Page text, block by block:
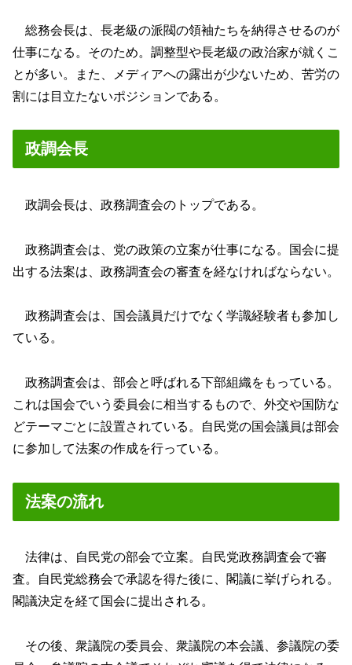
総務会長は、長老級の派閥の領袖たちを納得させるのが
仕事になる。そのため。調整型や長老級の政治家が就くこ
とが多い。また、メディアへの露出が少ないため、苦労の
割には目立たないポジションである。
政調会長
政調会長は、政務調査会のトップである。
政務調査会は、党の政策の立案が仕事になる。国会に提
出する法案は、政務調査会の審査を経なければならない。
政務調査会は、国会議員だけでなく学識経験者も参加し
ている。
政務調査会は、部会と呼ばれる下部組織をもっている。
これは国会でいう委員会に相当するもので、外交や国防な
どテーマごとに設置されている。自民党の国会議員は部会
に参加して法案の作成を行っている。
法案の流れ
法律は、自民党の部会で立案。自民党政務調査会で審
査。自民党総務会で承認を得た後に、閣議に挙げられる。
閣議決定を経て国会に提出される。
その後、衆議院の委員会、衆議院の本会議、参議院の委